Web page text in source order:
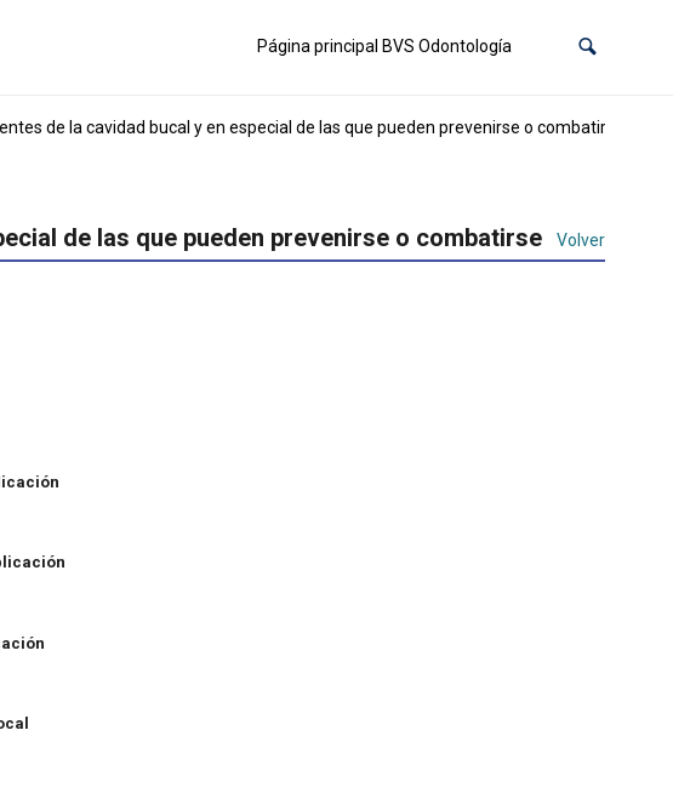
Página principal BVS Odontología
de la cavidad bucal y en especial de las que pueden prevenirse o combatirse
de las que pueden prevenirse o combatirse Volver